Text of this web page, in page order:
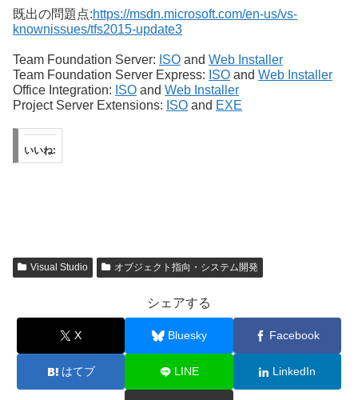
既出の問題点:https://msdn.microsoft.com/en-us/vs-
knownissues/tfs2015-update3
Team Foundation Server: ISO and Web Installer
Team Foundation Server Express: ISO and Web Installer
Office Integration: ISO and Web Installer
Project Server Extensions: ISO and EXE
いいね:
Visual Studio オブジェクト指向・システム開発
シェアする
X Bluesky Facebook
はてブ LINE LinkedIn